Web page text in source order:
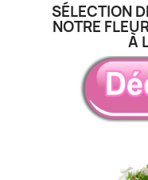
SÉLECTION
NOTRE
À